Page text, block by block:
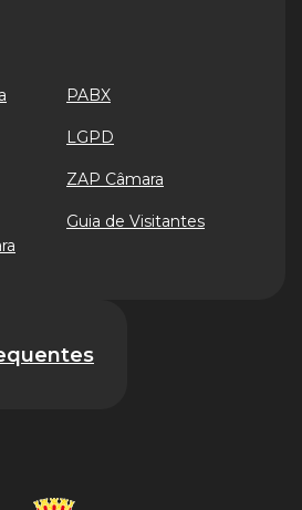
PABX
LGPD
ZAP Câmara
Guia de Visitantes